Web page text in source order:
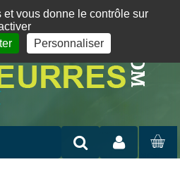
English version
MON
vous donne le contrôle sur
Personnaliser